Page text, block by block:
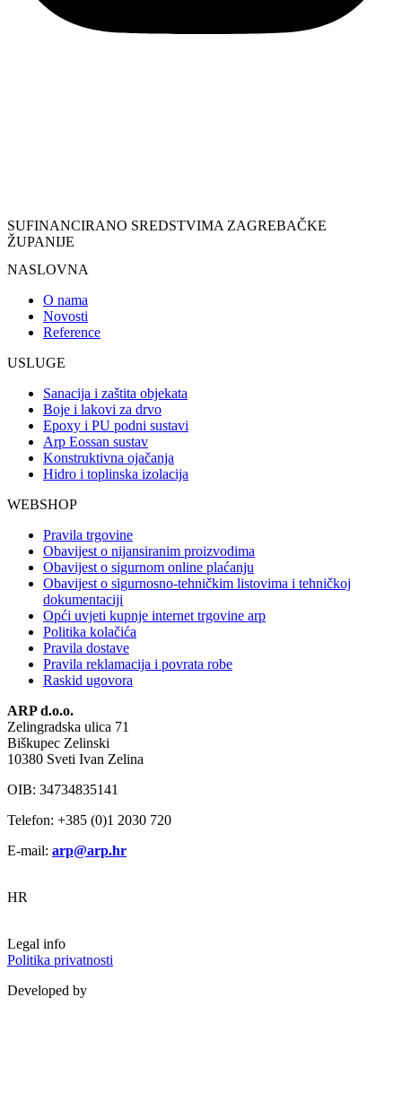
SUFINANCIRANO SREDSTVIMA ZAGREBAČKE
ŽUPANIJE
NASLOVNA
O nama
Novosti
Reference
USLUGE
Sanacija i zaštita objekata
Boje i lakovi za drvo
Epoxy i PU podni sustavi
Arp Eossan sustav
Konstruktivna ojačanja
Hidro i toplinska izolacija
WEBSHOP
Pravila trgovine
Obavijest o nijansiranim proizvodima
Obavijest o sigurnom online plaćanju
Obavijest o sigurnosno-tehničkim listovima i tehničkoj
dokumentaciji
Opći uvjeti kupnje internet trgovine arp
Politika kolačića
Pravila dostave
Pravila reklamacija i povrata robe
Raskid ugovora
ARP d.o.o.
Zelingradska ulica 71
Biškupec Zelinski
10380 Sveti Ivan Zelina
OIB: 34734835141
Telefon: +385 (0)1 2030 720
E-mail: arp@arp.hr
HR
Legal info
Politika privatnosti
Developed by